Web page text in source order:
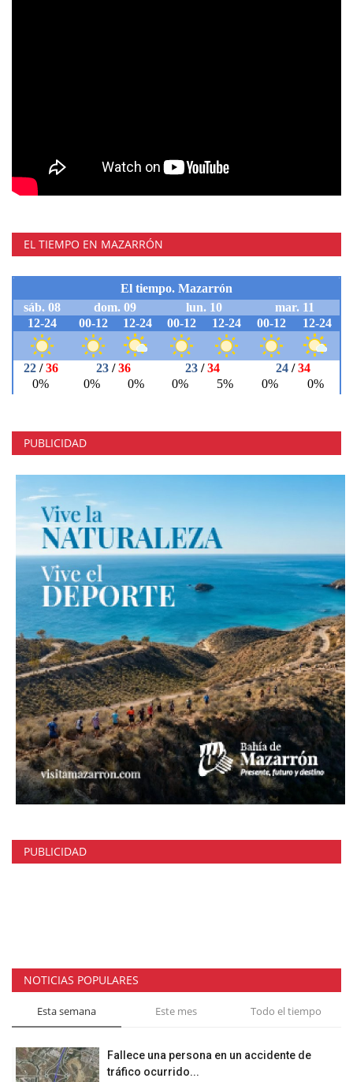
EL TIEMPO EN MAZARRÓN
PUBLICIDAD
PUBLICIDAD
NOTICIAS POPULARES
Esta semana Este mes Todo el tiempo
Fallece una persona en un accidente de
tráfico ocurrido...